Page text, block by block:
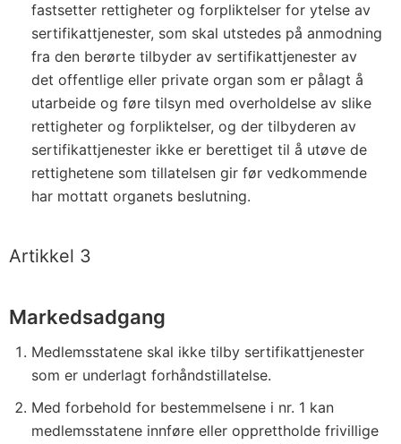
fastsetter rettigheter og forpliktelser for ytelse av
sertifikattjenester, som skal utstedes på anmodning
fra den berørte tilbyder av sertifikattjenester av
det offentlige eller private organ som er pålagt å
utarbeide og føre tilsyn med overholdelse av slike
rettigheter og forpliktelser, og der tilbyderen av
sertifikattjenester ikke er berettiget til å utøve de
rettighetene som tillatelsen gir før vedkommende
har mottatt organets beslutning.
Artikkel 3
Markedsadgang
Medlemsstatene skal ikke tilby sertifikattjenester
som er underlagt forhåndstillatelse.
Med forbehold for bestemmelsene i nr. 1 kan
medlemsstatene innføre eller opprettholde frivillige